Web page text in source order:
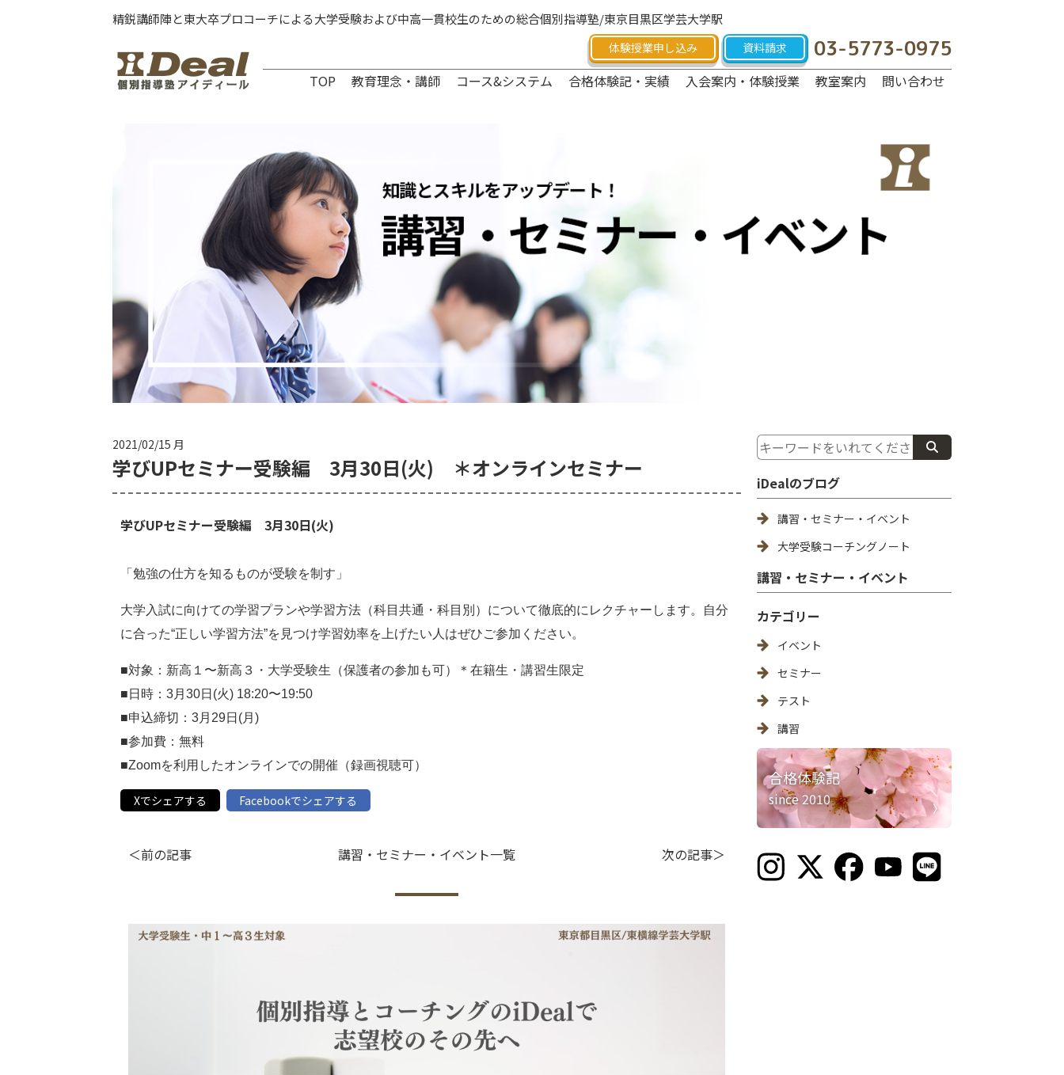
精鋭講師陣と東大卒プロコーチによる大学受験および中高一貫校生のための総合個別指導塾/東京目黒区学芸大学駅
体験授業申し込み 資料請求 03-5773-0975
TOP 教育理念・講師 コース&システム 合格体験記・実績 入会案内・体験授業 教室案内 問い合わせ
2021/02/15 月
学びUPセミナー受験編 3月30日(火) ＊オンラインセミナー
学びUPセミナー受験編　3月30日(火)
「勉強の仕方を知るものが受験を制す」
大学入試に向けての学習プランや学習方法（科目共通・科目別）について徹底的にレクチャーします。自分
に合った“正しい学習方法”を見つけ学習効率を上げたい人はぜひご参加ください。
■対象：新高１〜新高３・大学受験生（保護者の参加も可）＊在籍生・講習生限定
■日時：3月30日(火) 18:20〜19:50
■申込締切：3月29日(月)
■参加費：無料
■Zoomを利用したオンラインでの開催（録画視聴可）
Xでシェアする Facebookでシェアする
＜前の記事 講習・セミナー・イベント一覧 次の記事＞
iDealのブログ
講習・セミナー・イベント
大学受験コーチングノート
講習・セミナー・イベント
カテゴリー
イベント
セミナー
テスト
講習
合格体験記
since 2010